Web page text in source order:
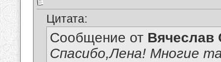
Цитата:
Сообщение от Вячеслав
Спасибо,Лена! Многие